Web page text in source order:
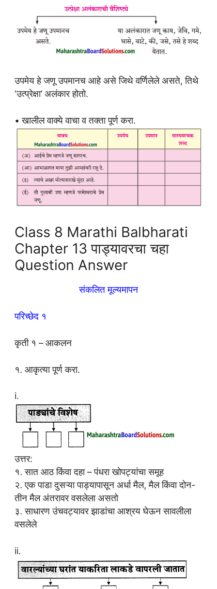
उपमेय हे जणू उपमानच आहे असे जिथे वर्णिलेले असते, तिथे
‘उत्प्रेक्षा’ अलंकार होतो.
• खालील वाक्ये वाचा व तक्ता पूर्ण करा.
Class 8 Marathi Balbharati
Chapter 13 पाड्यावरचा चहा
Question Answer
संकलित मूल्यमापन
परिच्छेद १
कृती १ – आकलन
१. आकृत्या पूर्ण करा.
i.
उत्तर:
१. सात आठ किंवा दहा – पंधरा खोपट्यांचा समूह
२. एक पाडा दुसऱ्या पाड्यापासून अर्धा मैल, मैल किंवा दोन-
तीन मैल अंतरावर वसलेला असतो
३. साधारण उंचवट्यावर झाडांचा आश्रय घेऊन सावलीला
वसलेले
ii.